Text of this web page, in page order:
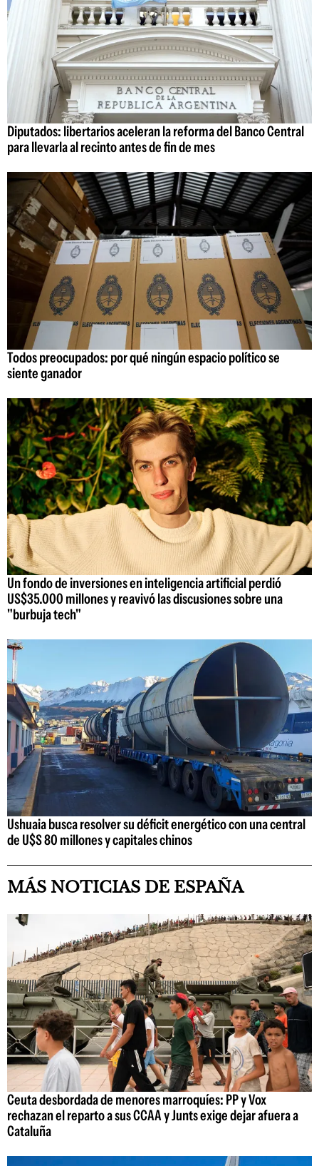
Diputados: libertarios aceleran la reforma del Banco Central
para llevarla al recinto antes de fin de mes
Todos preocupados: por qué ningún espacio político se
siente ganador
Un fondo de inversiones en inteligencia artificial perdió
US$35.000 millones y reavivó las discusiones sobre una
"burbuja tech"
Ushuaia busca resolver su déficit energético con una central
de U$S 80 millones y capitales chinos
MÁS NOTICIAS DE ESPAÑA
Ceuta desbordada de menores marroquíes: PP y Vox
rechazan el reparto a sus CCAA y Junts exige dejar afuera a
Cataluña